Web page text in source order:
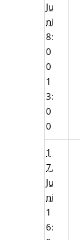
Ju
ni
8:
0
0
1
3:
0
0
1
7.
Ju
ni
1
6: